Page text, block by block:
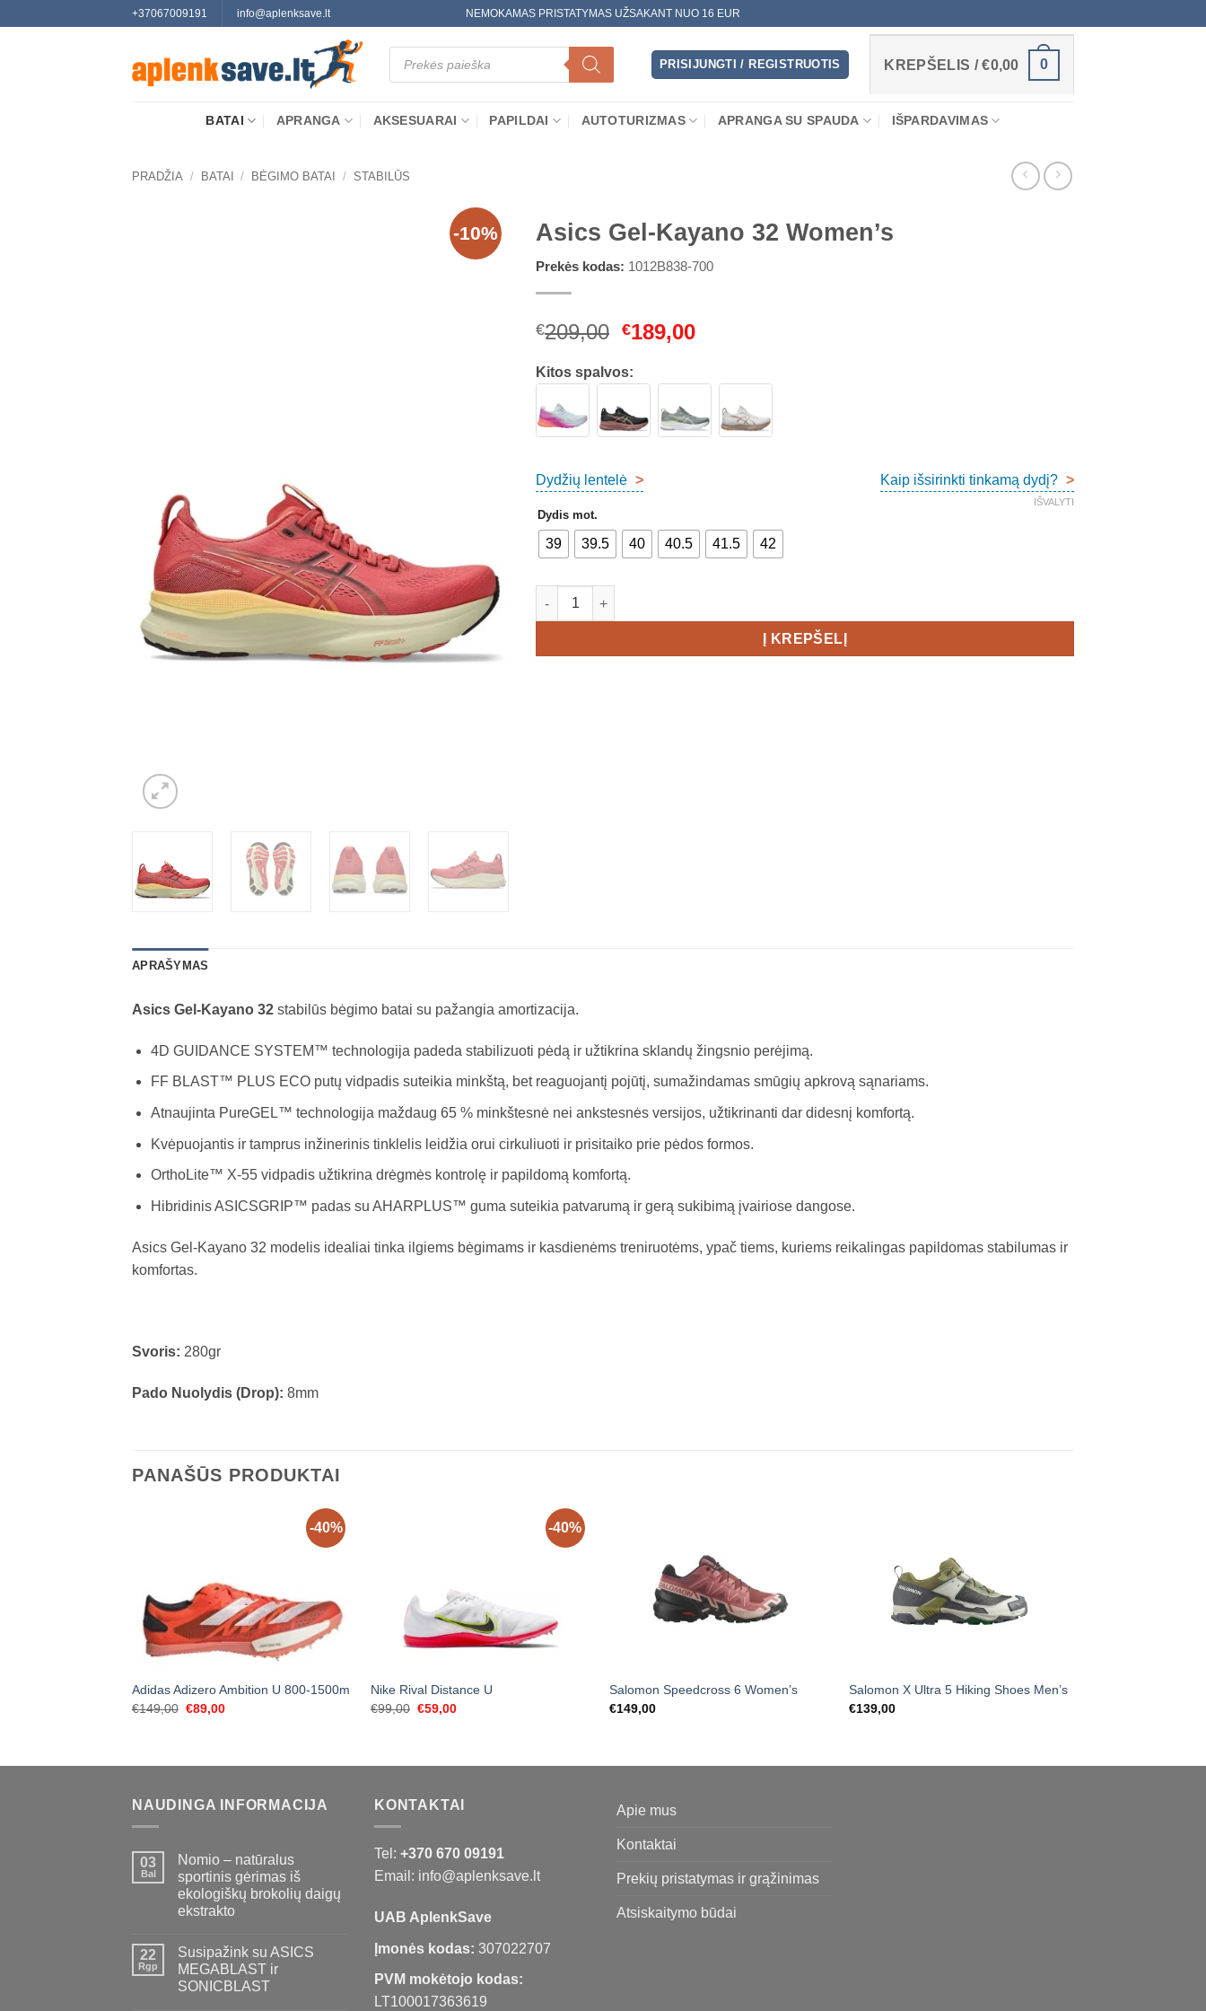
+37067009191 info@aplenksave.lt NEMOKAMAS PRISTATYMAS UŽSAKANT NUO 16 EUR
Products
search
PRISIJUNGTI / REGISTRUOTIS KREPŠELIS /€0,00 0
BATAI APRANGA AKSESUARAI PAPILDAI AUTOTURIZMAS APRANGA SU SPAUDA IŠPARDAVIMAS
PRADŽIA / BATAI / BĖGIMO BATAI / STABILŪS
-10% Asics Gel-Kayano 32 Women’s
Prekės kodas: 1012B838-700
€209,00 Original
was:
€189,00Current
Kitos spalvos:
Dydžių lentelė > Kaip išsirinkti tinkamą dydį? >
Dydis mot.
39 39.5 40 40.5 41.5 42
IŠVALYTI
produkto kiekis: Asics Gel-Kayano 32 Women's
Į KREPŠELĮ
APRAŠYMAS
Asics Gel-Kayano 32 stabilūs bėgimo batai su pažangia amortizacija.
4D GUIDANCE SYSTEM™ technologija padeda stabilizuoti pėdą ir užtikrina sklandų žingsnio perėjimą.
FF BLAST™ PLUS ECO putų vidpadis suteikia minkštą, bet reaguojantį pojūtį, sumažindamas smūgių apkrovą sąnariams.
Atnaujinta PureGEL™ technologija maždaug 65 % minkštesnė nei ankstesnės versijos, užtikrinanti dar didesnį komfortą.
Kvėpuojantis ir tamprus inžinerinis tinklelis leidžia orui cirkuliuoti ir prisitaiko prie pėdos formos.
OrthoLite™ X-55 vidpadis užtikrina drėgmės kontrolę ir papildomą komfortą.
Hibridinis ASICSGRIP™ padas su AHARPLUS™ guma suteikia patvarumą ir gerą sukibimą įvairiose dangose.
Asics Gel-Kayano 32 modelis idealiai tinka ilgiems bėgimams ir kasdienėms treniruotėms, ypač tiems, kuriems reikalingas papildomas stabilumas ir
komfortas.
Svoris: 280gr
Pado Nuolydis (Drop): 8mm
PANAŠŪS PRODUKTAI
-40%
Adidas Adizero Ambition U 800-1500m
€149,00 Original
€89,00Current
-40%
Nike Rival Distance U
€99,00 Original
€59,00Current
Salomon Speedcross 6 Women’s
€149,00
Salomon X Ultra 5 Hiking Shoes Men’s
€139,00
NAUDINGA INFORMACIJA
03
Bal
Nomio – natūralus
sportinis gėrimas iš
ekologiškų brokolių daigų
ekstrakto
22
Rgp
Susipažink su ASICS
MEGABLAST ir
SONICBLAST
KONTAKTAI
Tel: +370 670 09191
Email: info@aplenksave.lt
UAB AplenkSave
Įmonės kodas: 307022707
PVM mokėtojo kodas:
LT100017363619
Apie mus
Kontaktai
Prekių pristatymas ir grąžinimas
Atsiskaitymo būdai